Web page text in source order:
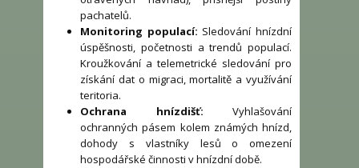
pachatelů.
Monitoring populací: Sledování hnízdní
úspěšnosti, početnosti a trendů populací.
Kroužkování a telemetrické sledování pro
získání dat o migraci, mortalitě a využívání
teritoria.
Ochrana hnízdišť: Vyhlašování
ochranných pásem kolem známých hnízd,
dohody s vlastníky lesů o omezení
hospodářské činnosti v hnízdní době.